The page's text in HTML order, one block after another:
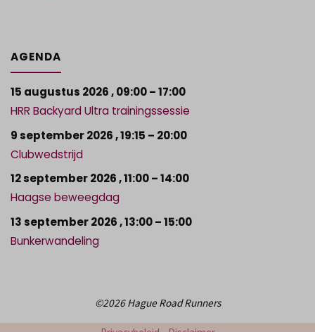
AGENDA
15 augustus 2026,09:00– 17:00
HRR Backyard Ultra trainingssessie
9 september 2026,19:15 – 20:00
Clubwedstrijd
12 september 2026,11:00– 14:00
Haagse beweegdag
13 september 2026,13:00– 15:00
Bunkerwandeling
©2026 Hague Road Runners